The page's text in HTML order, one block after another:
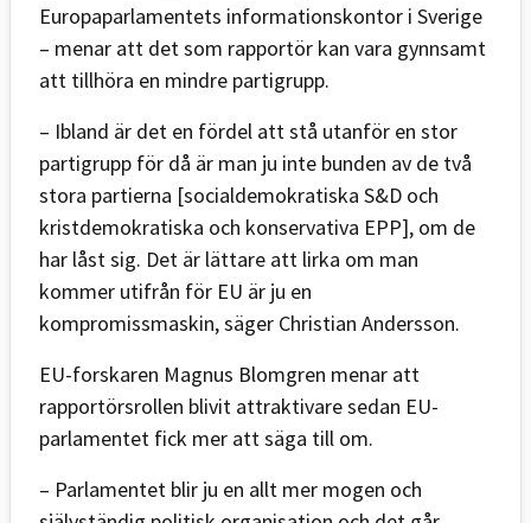
Europaparlamentets informationskontor i Sverige
– menar att det som rapportör kan vara gynnsamt
att tillhöra en mindre partigrupp.
– Ibland är det en fördel att stå utanför en stor
partigrupp för då är man ju inte bunden av de två
stora partierna [socialdemokratiska S&D och
kristdemokratiska och konservativa EPP], om de
har låst sig. Det är lättare att lirka om man
kommer utifrån för EU är ju en
kompromissmaskin, säger Christian Andersson.
EU-forskaren Magnus Blomgren menar att
rapportörsrollen blivit attraktivare sedan EU-
parlamentet fick mer att säga till om.
– Parlamentet blir ju en allt mer mogen och